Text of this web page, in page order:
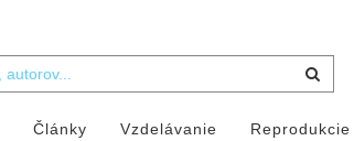
Články Vzdelávanie Reprodukcie